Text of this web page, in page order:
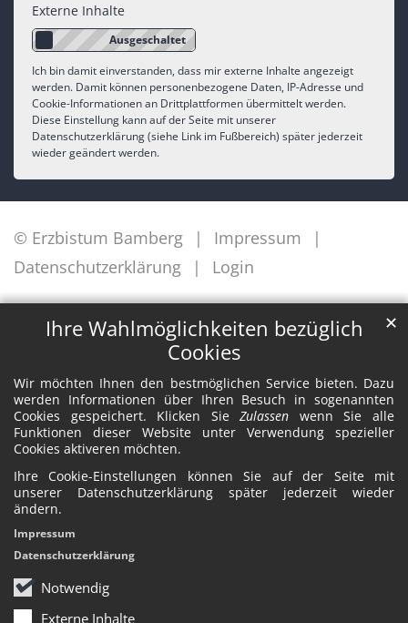
Ihre Wahlmöglichkeiten bezüglich
Cookies
Wir möchten Ihnen den bestmöglichen Service bieten. Dazu
werden Informationen über Ihren Besuch in sogenannten
Cookies gespeichert. Klicken SieZulassen wenn Sie alle
Funktionen dieser Website unter Verwendung spezieller
Cookies aktiveren möchten.
Ihre Cookie-Einstellungen können Sie auf der Seite mit
unserer Datenschutzerklärung später jederzeit wieder
ändern.
Notwendig
Externe Inhalte
✕
Impressum
Datenschutzerklärung
Externe Inhalte
Ich bin damit einverstanden, dass mir externe Inhalte angezeigt
werden. Damit können personenbezogene Daten, IP-Adresse und
Cookie-Informationen an Drittplattformen übermittelt werden.
Diese Einstellung kann auf der Seite mit unserer
Datenschutzerklärung (siehe Link im Fußbereich) später jederzeit
wieder geändert werden.
© Erzbistum Bamberg
Impressum
Datenschutzerklärung
Login